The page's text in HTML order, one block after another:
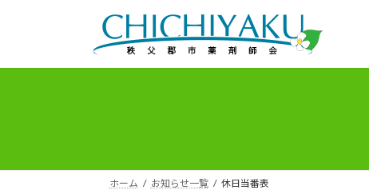
ン
ー
ホーム お知らせ一覧 休日当番表